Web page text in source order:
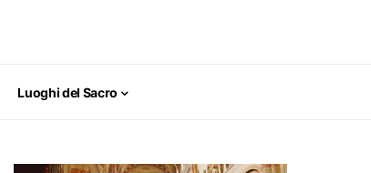
Luoghi del Sacro